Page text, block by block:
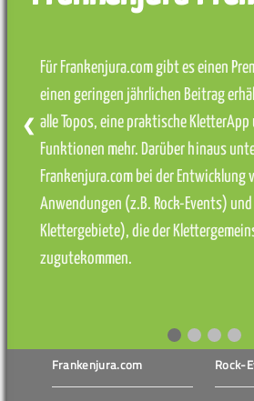
Für Frankenjura.com gibt es einen
einen geringen jährlichen Beitrag
alle Topos, eine praktische KletterApp
Funktionen mehr. Darüber hinaus
Frankenjura.com bei der Entwicklung
Anwendungen (z.B. Rock-Events)
Klettergebiete), die der
zugutekommen.
❮
Frankenjura.com Rock-